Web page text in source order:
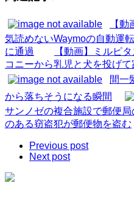
【
気読めないWaymoの自動運
に通過
【動画】ミルピ
コニーから乳児と犬を投げ
間一
から落ちそうになる瞬間
サンノゼの複合施設で郵便
のある窃盗犯が郵便物を盗む
Previous post
Next post